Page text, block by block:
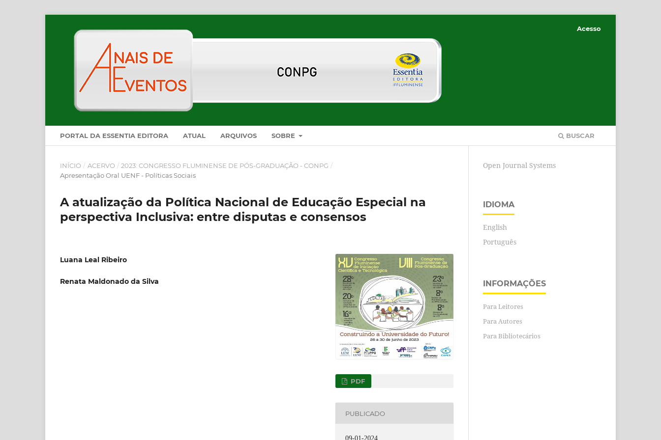
PORTAL DA ESSENTIA EDITORA ATUAL ARQUIVOS SOBRE BUSCAR
Acesso
INÍCIO / ACERVO / 2023: CONGRESSO FLUMINENSE DE PÓS-GRADUAÇÃO - CONPG /
Apresentação Oral UENF - Políticas Sociais
A atualização da Política Nacional de Educação Especial na
perspectiva Inclusiva: entre disputas e consensos
Luana Leal Ribeiro
Renata Maldonado da Silva
PDF
PUBLICADO
09-01-2024
Open Journal Systems
IDIOMA
English
Português
INFORMAÇÕES
Para Leitores
Para Autores
Para Bibliotecários